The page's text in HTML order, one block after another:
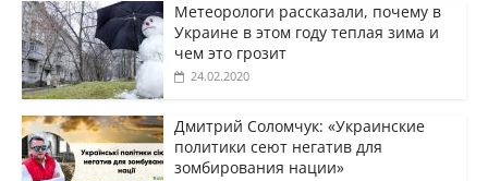
Метеорологи рассказали, почему в
Украине в этом году теплая зима и
чем это грозит
24.02.2020
Дмитрий Соломчук: «Украинские
политики сеют негатив для
зомбирования нации»